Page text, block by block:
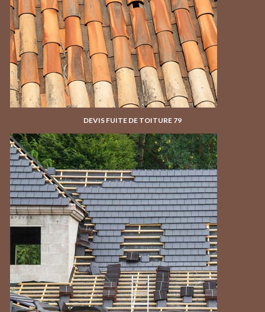
DEVIS FUITE DE TOITURE 79